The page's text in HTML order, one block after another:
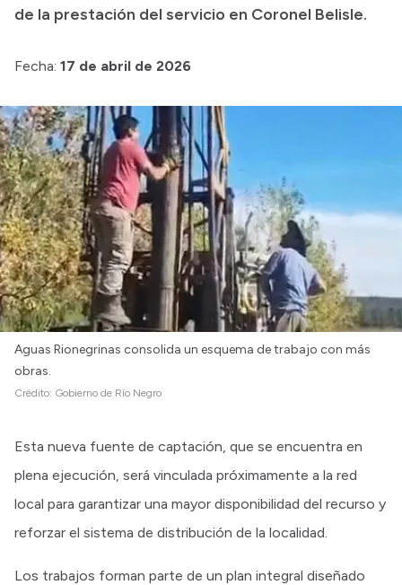
Compras y licitaciones
Consulta de pago a proveedores
Intranet
Login
de la prestación del servicio en Coronel Belisle.
Fecha: 17 de abril de 2026
Aguas Rionegrinas consolida un esquema de trabajo con más
obras.
Crédito: Gobierno de Río Negro
Esta nueva fuente de captación, que se encuentra en
plena ejecución, será vinculada próximamente a la red
local para garantizar una mayor disponibilidad del recurso y
reforzar el sistema de distribución de la localidad.
Los trabajos forman parte de un plan integral diseñado